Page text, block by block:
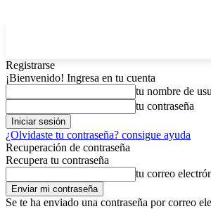
Registrarse
¡Bienvenido! Ingresa en tu cuenta
tu nombre de
tu contraseña
¿Olvidaste tu contraseña? consigue ayuda
Recuperación de contraseña
Recupera tu contraseña
tu correo
Se te ha enviado una contraseña por correo